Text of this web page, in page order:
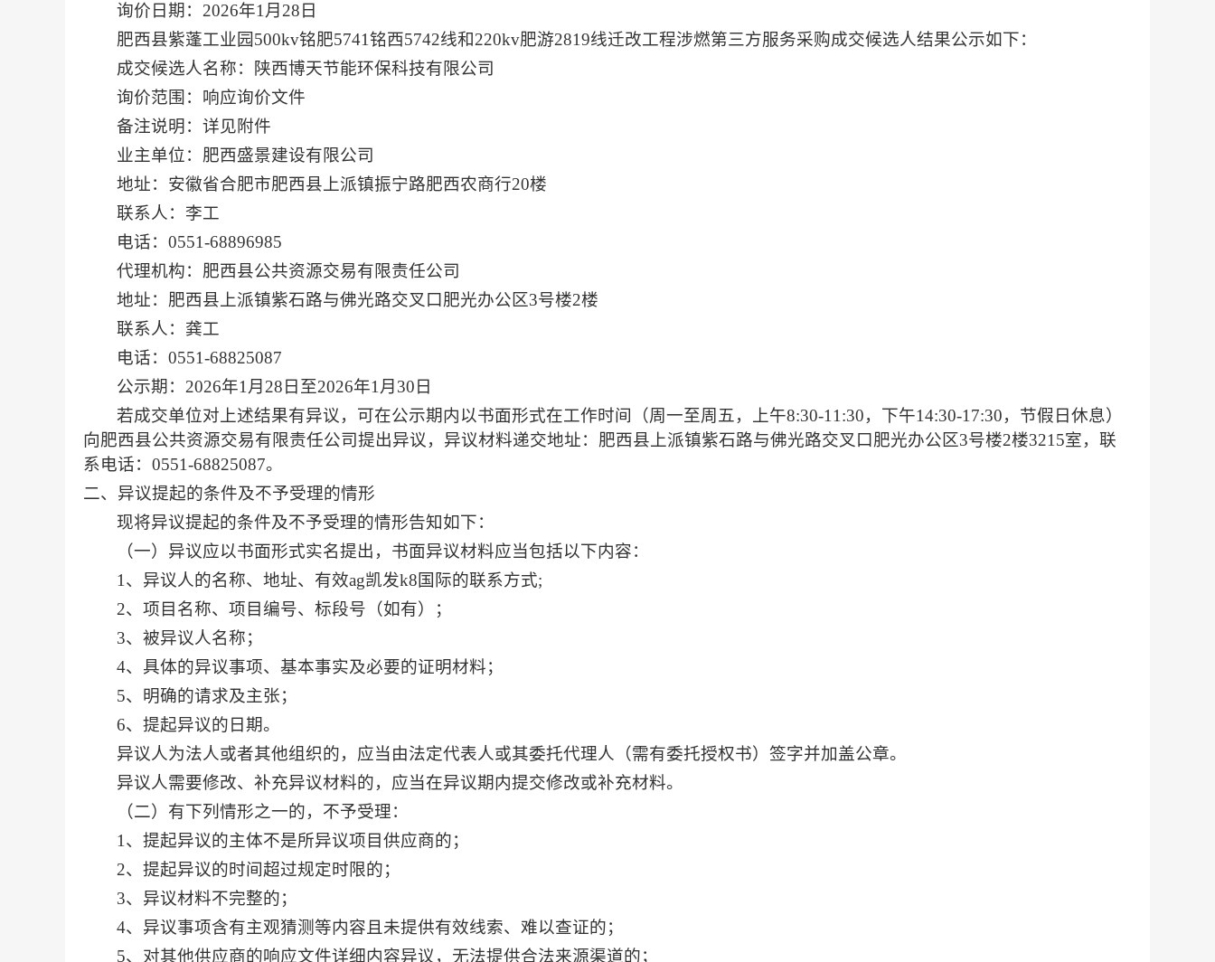
询价 日期： 2026年1 月 28 日
肥西县紫蓬工业园500kv铭肥5741铭西5742线和220kv肥游2819线迁改工程涉燃第三方服务采购成交候选人结果公示如下：
成交候选人名称：陕西博天节能环保科技有限公司
询价范围： 响应询价文件
备注说明：详见附件
业主单位：肥西盛景建设有限公司
地址：安徽省合肥市肥西县上派镇振宁路肥西农商行20楼
联系人：李工
电话：0551-68896985
代理机构：肥西县公共资源交易有限责任公司
地址：肥西县上派镇紫石路与佛光路交叉口肥光办公区3号楼2楼
联系人： 龚工
电话：0551-68825087
公示期： 2026年1 月 28 日至2026年1 月 30 日
若成交单位对上述结果有异议，可在公示期内以书面形式在工作时间（周一至周五，上午8:30-11:30，下午14:30-17:30，节假日休息）
向肥西县公共资源交易有限责任公司提出异议，异议材料递交地址：肥西县上派镇紫石路与佛光路交叉口肥光办公区3号楼2楼321 5室，联
系电话： 0551-68825087。
二、异议提起的条件及不予受理的情形
现将异议提起的条件及不予受理的情形告知如下：
（一）异议应以书面形式实名提出，书面异议材料应当包括以下内容：
1、异议人的名称、地址、有效ag凯发k8国际的联系方式;
2、项目名称、项目编号、标段号（如有）；
3、被异议人名称；
4、具体的异议事项、基本事实及必要的证明材料；
5、明确的请求及主张；
6、提起异议的日期。
异议人为法人或者其他组织的，应当由法定代表人或其委托代理人（需有委托授权书）签字并加盖公章。
异议人需要修改、补充异议材料的，应当在异议期内提交修改或补充材料。
（二）有下列情形之一的，不予受理：
1、提起异议的主体不是所异议项目供应商的；
2、提起异议的时间超过规定时限的；
3、异议材料不完整的；
4、异议事项含有主观猜测等内容且未提供有效线索、难以查证的；
5、对其他供应商的响应文件详细内容异议，无法提供合法来源渠道的；